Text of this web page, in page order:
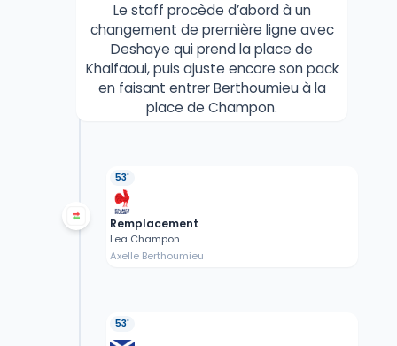
Le staff procède d’abord à un
changement de première ligne avec
Deshaye qui prend la place de
Khalfaoui, puis ajuste encore son pack
en faisant entrer Berthoumieu à la
place de Champon.
53'
Remplacement
Lea Champon
Axelle Berthoumieu
53'